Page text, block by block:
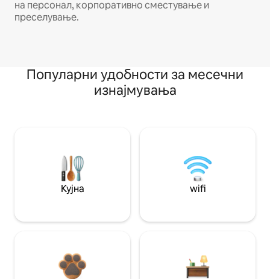
на персонал, корпоративно сместување и
преселување.
Популарни удобности за месечни
изнајмувања
Кујна wifi